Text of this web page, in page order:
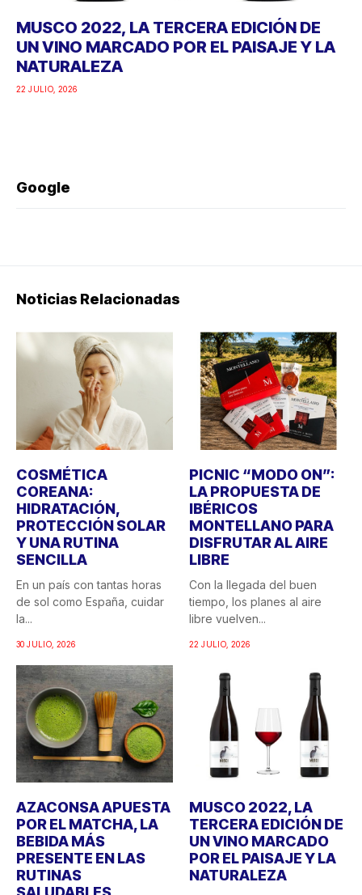
MUSCO 2022, LA TERCERA EDICIÓN DE
UN VINO MARCADO POR EL PAISAJE Y LA
NATURALEZA
22 JULIO, 2026
Google
Noticias Relacionadas
COSMÉTICA
COREANA:
HIDRATACIÓN,
PROTECCIÓN SOLAR
Y UNA RUTINA
SENCILLA
En un país con tantas horas
de sol como España, cuidar
la...
30 JULIO, 2026
PICNIC “MODO ON”:
LA PROPUESTA DE
IBÉRICOS
MONTELLANO PARA
DISFRUTAR AL AIRE
LIBRE
Con la llegada del buen
tiempo, los planes al aire
libre vuelven...
22 JULIO, 2026
AZACONSA APUESTA
POR EL MATCHA, LA
BEBIDA MÁS
PRESENTE EN LAS
RUTINAS
MUSCO 2022, LA
TERCERA EDICIÓN DE
UN VINO MARCADO
POR EL PAISAJE Y LA
NATURALEZA